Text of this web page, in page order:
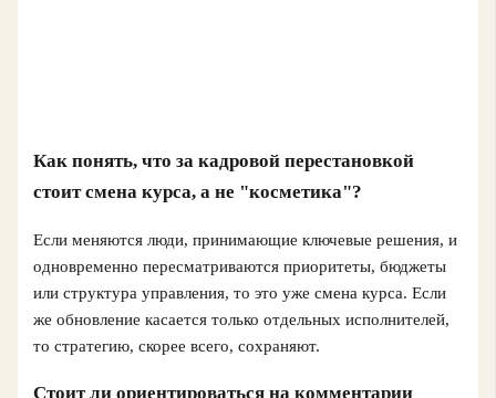
Как понять, что за кадровой перестановкой
стоит смена курса, а не "косметика"?
Если меняются люди, принимающие ключевые решения, и
одновременно пересматриваются приоритеты, бюджеты
или структура управления, то это уже смена курса. Если
же обновление касается только отдельных исполнителей,
то стратегию, скорее всего, сохраняют.
Стоит ли ориентироваться на комментарии